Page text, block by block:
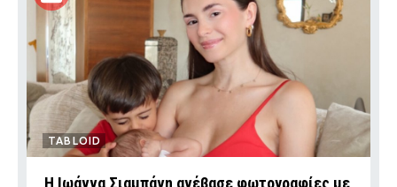
TABLOID
H Ιωάννα Σιαμπάνη ανέβασε φωτογραφίες με